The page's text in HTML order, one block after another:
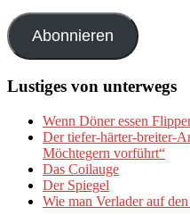
Adresse
Abonnieren
Lustiges von unterwegs
Wenn Döner essen
Der tiefer-härter-breiter-
Möchtegern vorführt“
Das Coilauge
Der Spiegel
Wie man Verlader auf